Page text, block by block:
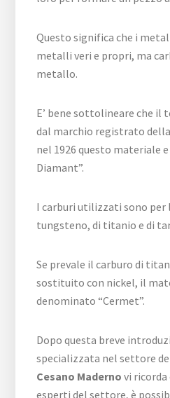
Questo significa che i
metalli veri e propri, ma
metallo.
E’ bene sottolineare che il
dal marchio registrato
nel 1926 questo materiale
Diamant”.
I carburi utilizzati sono per
tungsteno, di titanio e di
Se prevale il carburo di
sostituito con nickel, il
denominato “Cermet”.
Dopo questa breve
specializzata nel settore
Cesano Maderno vi ricorda
esperti del settore, è